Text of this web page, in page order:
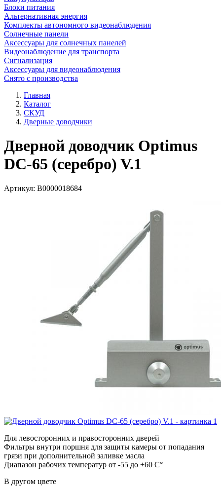
Блоки питания
Альтернативная энергия
Комплекты автономного видеонаблюдения
Солнечные панели
Аксессуары для солнечных панелей
Видеонаблюдение для транспорта
Сигнализация
Аксессуары для видеонаблюдения
Снято с производства
Главная
Каталог
СКУД
Дверные доводчики
Дверной доводчик Optimus
DC-65 (серебро) V.1
Артикул: В0000018684
Для левосторонних и правосторонних дверей
Фильтры внутри поршня для защиты камеры от попадания
грязи при дополнительной заливке масла
Диапазон рабочих температур от -55 до +60 C°
В другом цвете